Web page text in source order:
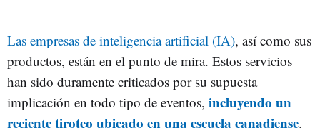
Las empresas de inteligencia artificial (IA), así como sus
productos, están en el punto de mira. Estos servicios
han sido duramente criticados por su supuesta
implicación en todo tipo de eventos, incluyendo un
reciente tiroteo ubicado en una escuela canadiense.